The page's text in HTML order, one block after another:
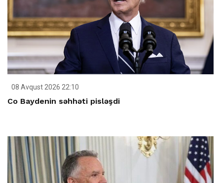
08 Avqust 2026 22:10
Co Baydenin səhhəti pisləşdi